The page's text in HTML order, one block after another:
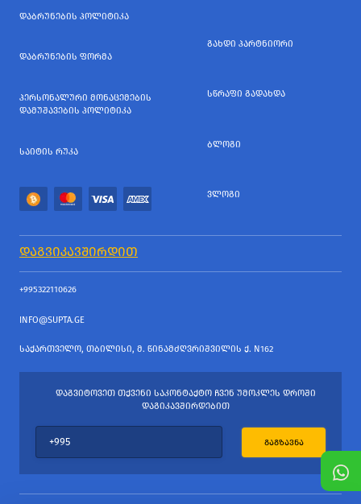
ᲓᲐᲑᲠᲣᲜᲔᲑᲘᲡ ᲞᲝᲚᲘᲢᲘᲙᲐ
ᲓᲐᲑᲠᲣᲜᲔᲑᲘᲡ ᲤᲝᲠᲛᲐ
ᲞᲔᲠᲡᲝᲜᲐᲚᲣᲠᲘ ᲛᲝᲜᲐᲪᲔᲛᲔᲑᲘᲡ
ᲓᲐᲛᲣᲨᲐᲕᲔᲑᲘᲡ ᲞᲝᲚᲘᲢᲘᲙᲐ
ᲡᲐᲘᲢᲘᲡ ᲠᲣᲙᲐ
ᲒᲐᲮᲓᲘ ᲞᲐᲠᲢᲜᲘᲝᲠᲘ
ᲡᲬᲠᲐᲤᲘ ᲒᲐᲓᲐᲮᲓᲐ
ᲑᲚᲝᲒᲘ
ᲕᲚᲝᲒᲘ
ᲓᲐᲒᲕᲘᲙᲐᲕᲨᲘᲠᲓᲘᲗ
+995322110626
INFO@SUPTA.GE
ᲡᲐᲥᲐᲠᲗᲕᲔᲚᲝ, ᲗᲑᲘᲚᲘᲡᲘ, Მ. ᲬᲘᲜᲐᲛᲫᲦᲕᲠᲘᲨᲕᲘᲚᲘᲡ Ქ. N162
ᲓᲐᲒᲕᲘᲢᲝᲕᲔᲗ ᲗᲥᲕᲔᲜᲘ ᲡᲐᲙᲝᲜᲢᲐᲥᲢᲝ ᲩᲕᲔᲜ ᲣᲛᲝᲙᲚᲔᲡ ᲓᲠᲝᲨᲘ
ᲓᲐᲒᲘᲙᲐᲕᲨᲘᲠᲓᲔᲑᲘᲗ
ᲒᲐᲒᲖᲐᲕᲜᲐ